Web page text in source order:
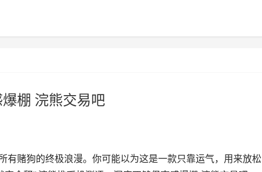
棚 浣熊交易吧
有赌狗的终极浪漫。你可能以为这是一款只靠运气，用来放松